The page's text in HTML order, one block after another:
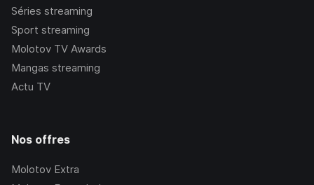
Séries streaming
Sport streaming
Molotov TV Awards
Mangas streaming
Actu TV
Nos offres
Molotov Extra